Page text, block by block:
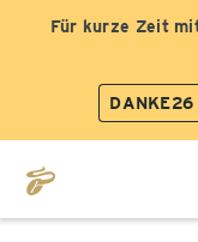
Für kurze Zeit
DANKE26